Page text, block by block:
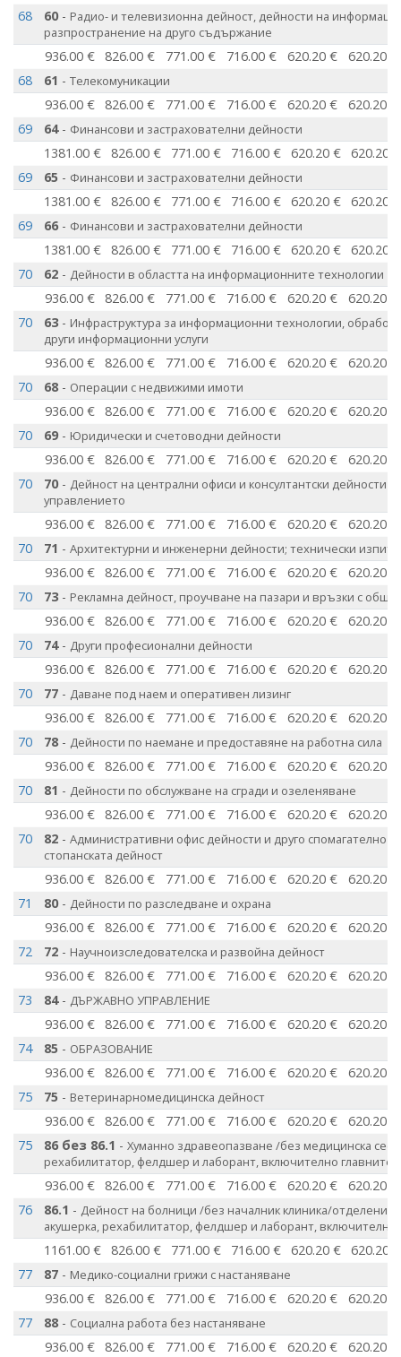
68
60- Радио- и телевизионна дейност, дейности на
разпространение на друго съдържание
936.00 € 826.00 € 771.00 € 716.00 € 620.20 €
620.20 €
68
61 - Телекомуникации
936.00 € 826.00 € 771.00 € 716.00 € 620.20 €
620.20 €
69
64- Финансови и застрахователни дейности
1381.00 € 826.00 € 771.00 € 716.00 € 620.20 € 620.20 €
69
65 - Финансови и застрахователни дейности
1381.00 € 826.00 € 771.00 € 716.00 € 620.20 € 620.20 €
69
66- Финансови и застрахователни дейности
1381.00 € 826.00 € 771.00 € 716.00 € 620.20 € 620.20 €
70
62- Дейности в областта на информационните технологии
936.00 € 826.00 € 771.00 € 716.00 € 620.20 €
620.20 €
70
63- Инфраструктура за информационни технологии,
други информационни услуги
936.00 € 826.00 € 771.00 € 716.00 € 620.20 €
620.20 €
70
68- Операции с недвижими имоти
936.00 € 826.00 € 771.00 € 716.00 € 620.20 €
620.20 €
70
69- Юридически и счетоводни дейности
936.00 € 826.00 € 771.00 € 716.00 € 620.20 €
620.20 €
70
70- Дейност на централни офиси и консултантски дейности в
управлението
936.00 € 826.00 € 771.00 € 716.00 € 620.20 €
620.20 €
70
71 - Архитектурни и инженерни дейности; технически
936.00 € 826.00 € 771.00 € 716.00 € 620.20 €
620.20 €
70
73- Рекламна дейност, проучване на пазари и връзки с
936.00 € 826.00 € 771.00 € 716.00 € 620.20 €
620.20 €
70
74- Други професионални дейности
936.00 € 826.00 € 771.00 € 716.00 € 620.20 €
620.20 €
70
77- Даване под наем и оперативен лизинг
936.00 € 826.00 € 771.00 € 716.00 € 620.20 €
620.20 €
70
78- Дейности по наемане и предоставяне на работна сила
936.00 € 826.00 € 771.00 € 716.00 € 620.20 €
620.20 €
70
81 - Дейности по обслужване на сгради и озеленяване
936.00 € 826.00 € 771.00 € 716.00 € 620.20 €
620.20 €
70
82- Административни офис дейности и друго спомагателно
стопанската дейност
936.00 € 826.00 € 771.00 € 716.00 € 620.20 €
620.20 €
71
80- Дейности по разследване и охрана
936.00 € 826.00 € 771.00 € 716.00 € 620.20 €
620.20 €
72
72- Научноизследователска и развойна дейност
936.00 € 826.00 € 771.00 € 716.00 € 620.20 €
620.20 €
73
84- ДЪРЖАВНО УПРАВЛЕНИЕ
936.00 € 826.00 € 771.00 € 716.00 € 620.20 €
620.20 €
74
85 - ОБРАЗОВАНИЕ
936.00 € 826.00 € 771.00 € 716.00 € 620.20 €
620.20 €
75
75 - Ветеринарномедицинска дейност
936.00 € 826.00 € 771.00 € 716.00 € 620.20 €
620.20 €
75
86 без 86.1 - Хуманно здравеопазване /без медицинска
рехабилитатор, фелдшер и лаборант, включително главните
936.00 € 826.00 € 771.00 € 716.00 € 620.20 €
620.20 €
76
86.1 - Дейност на болници /без началник клиника/отделение,
акушерка, рехабилитатор, фелдшер и лаборант, включително
1161.00 € 826.00 € 771.00 € 716.00 € 620.20 € 620.20 €
77
87- Медико-социални грижи с настаняване
936.00 € 826.00 € 771.00 € 716.00 € 620.20 €
620.20 €
77
88- Социална работа без настаняване
936.00 € 826.00 € 771.00 € 716.00 € 620.20 €
620.20 €